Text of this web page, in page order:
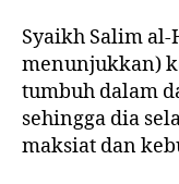
Syaikh Salim
menunjukkan)
tumbuh dalam
sehingga dia
maksiat dan